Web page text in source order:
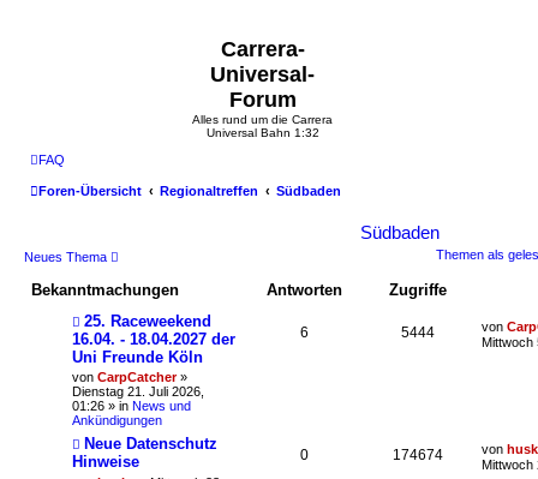
Carrera-
Universal-
Forum
Alles rund um die Carrera
Universal Bahn 1:32
FAQ
Foren-Übersicht Regionaltreffen Südbaden
Südbaden
Neues Thema Themen als
Bekanntmachungen Antworten
Zugriffe
25. Raceweekend
16.04. - 18.04.2027 der
Uni Freunde Köln
von CarpCatcher»
Dienstag 21. Juli 2026,
01:26 » in News und
Ankündigungen
6 5444 von
Mittwoch
Neue Datenschutz
Hinweise
0 174674 von
Mittwoch